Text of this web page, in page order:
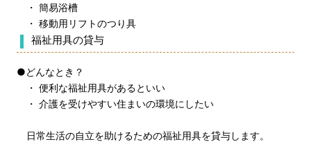
・ 簡易浴槽
・ 移動用リフトのつり具
福祉用具の貸与
●どんなとき？
・ 便利な福祉用具があるといい
・ 介護を受けやすい住まいの環境にしたい
日常生活の自立を助けるための福祉用具を貸与します。